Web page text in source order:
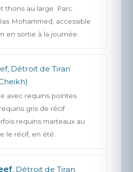
thons au large. Parc
Mohammed, accessible
en sortie à la journée.
Détroit de Tiran
avec requins pointes
gris de récif
requins marteaux au
le récif, en été.
, Détroit de Tiran